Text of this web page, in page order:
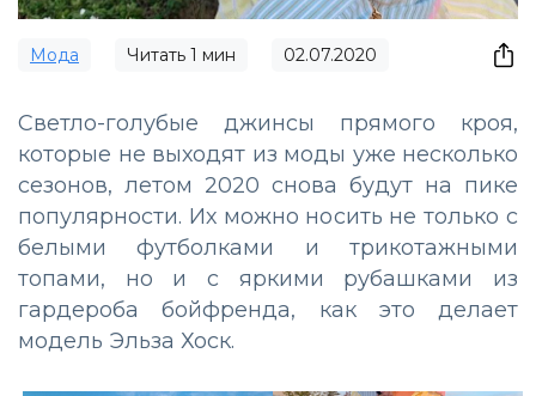
Мода Читать 1 мин 02.07.2020
Светло-голубые джинсы прямого кроя,
которые не выходят из моды уже несколько
сезонов, летом 2020 снова будут на пике
популярности. Их можно носить не только с
белыми футболками и трикотажными
топами, но и с яркими рубашками из
гардероба бойфренда, как это делает
модель Эльза Хоск.